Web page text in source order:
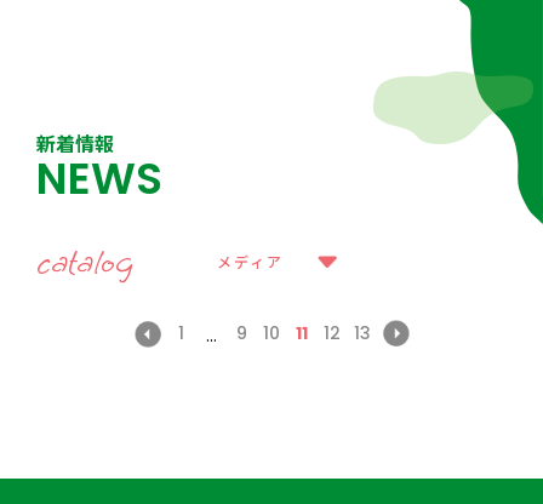
新着情報
NEWS
catalog メディア
1 ... 9 10 11 12 13